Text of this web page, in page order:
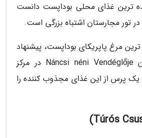
ترین غذای محلی بوداپست دانست
تور مجارستان اشتباه بزرگی است.
مرغ پاپریکای بوداپست، پیشنهاد
می کنیم به رستوران Náncsi néni Vendéglője در مرکز
یک پرس از این غذای مجذوب کننده را